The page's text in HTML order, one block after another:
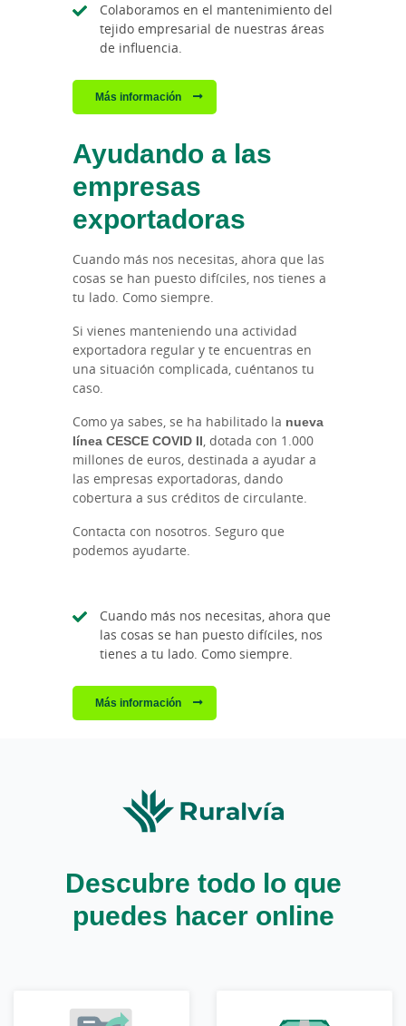
Colaboramos en el mantenimiento del
tejido empresarial de nuestras áreas
de influencia.
Más información
Ayudando a las
empresas
exportadoras
Cuando más nos necesitas, ahora que las
cosas se han puesto difíciles, nos tienes a
tu lado. Como siempre.
Si vienes manteniendo una actividad
exportadora regular y te encuentras en
una situación complicada, cuéntanos tu
caso.
Como ya sabes, se ha habilitado la nueva
línea CESCE COVID II, dotada con 1.000
millones de euros, destinada a ayudar a
las empresas exportadoras, dando
cobertura a sus créditos de circulante.
Contacta con nosotros. Seguro que
podemos ayudarte.
Cuando más nos necesitas, ahora que
las cosas se han puesto difíciles, nos
tienes a tu lado. Como siempre.
Más información
Descubre todo lo que
puedes hacer online